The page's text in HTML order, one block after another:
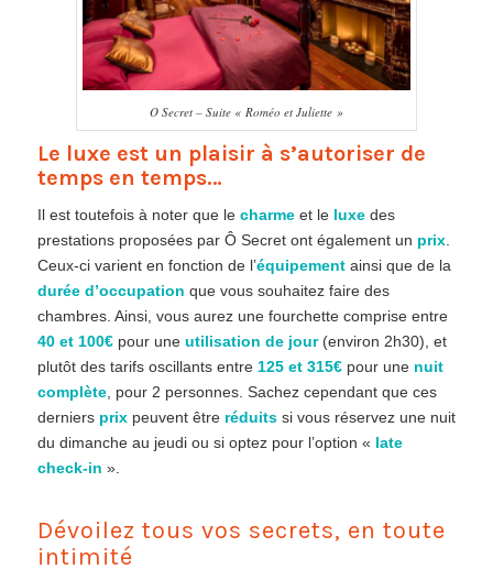
O Secret – Suite « Roméo et Juliette »
Le luxe est un plaisir à s’autoriser de
temps en temps…
Il est toutefois à noter que le charmeet le luxedes
prestations proposées par Ô Secret ont également un prix.
Ceux-ci varient en fonction de l’équipementainsi que de la
durée d’occupation que vous souhaitez faire des
chambres. Ainsi, vous aurez une fourchette comprise entre
40 et 100€pour une utilisation de jour(environ 2h30), et
plutôt des tarifs oscillants entre 125 et 315€pour une nuit
complète, pour 2 personnes. Sachez cependant que ces
derniers prixpeuvent être réduitssi vous réservez une nuit
du dimanche au jeudi ou si optez pour l’option « late
check-in ».
Dévoilez tous vos secrets, en toute
intimité